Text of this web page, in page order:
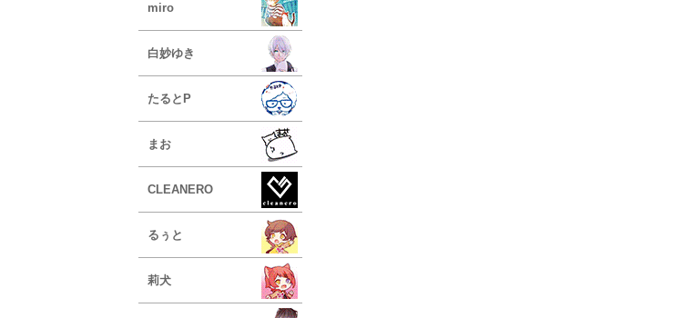
miro
白妙ゆき
たるとP
まお
CLEANERO
るぅと
莉犬